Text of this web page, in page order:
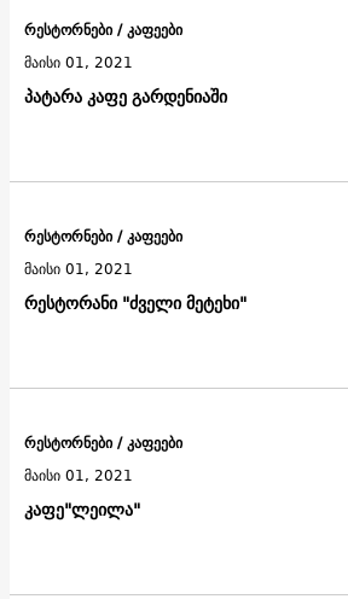
პატარა კაფე გარდენიაში
რესტორნები / კაფეები
მაისი 01, 2021
რესტორანი "ძველი მეტეხი"
რესტორნები / კაფეები
მაისი 01, 2021
კაფე"ლეილა"
რესტორნები / კაფეები
მაისი 01, 2021